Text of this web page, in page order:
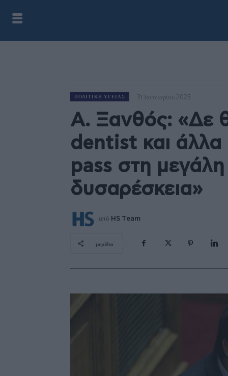
ΠΟΛΙΤΙΚΉ ΥΓΕΊΑΣ 31 Ιανουαρίου 2023
Α. Ξανθός: «Δε
dentist και άλλα
pass στη μεγάλη
δυσαρέσκεια»
από HS Team
μερίδιο